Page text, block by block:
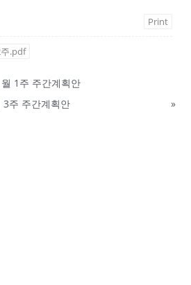
Print
.pdf
1주 주간계획안
주 주간계획안
»